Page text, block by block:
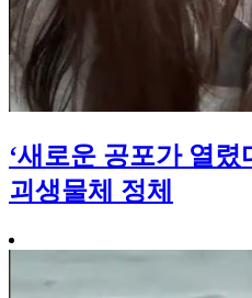
‘새로운 공포가 열
괴생물체 정체